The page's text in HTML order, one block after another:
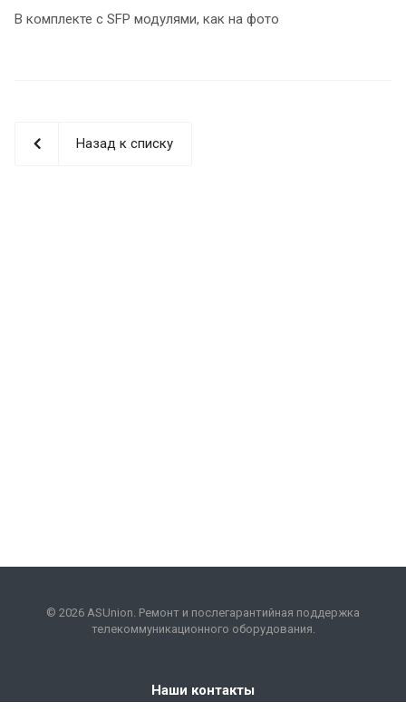
В комплекте с SFP модулями, как на фото
Назад к списку
© 2026 ASUnion. Ремонт и послегарантийная поддержка
телекоммуникационного оборудования.
Наши контакты